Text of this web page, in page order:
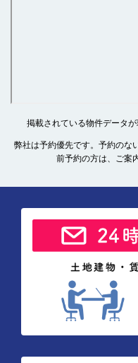
掲載されている物件データ
弊社は予約優先です。予約のな
前予約の方は、ご案